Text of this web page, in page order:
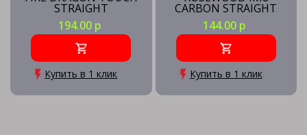
STRAIGHT
194.00 р
Купить в 1 клик
CARBON STRAIGHT
144.00 р
Купить в 1 клик